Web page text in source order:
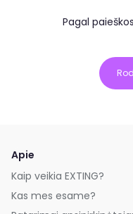
Pagal
Apie
Kaip veikia EXTING?
Kas mes esame?